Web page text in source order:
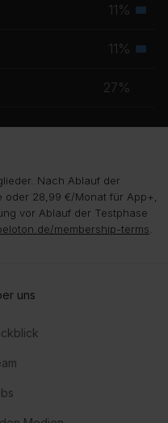
11%
11%
27%
Nach Ablauf der
28,99 €/Monat für App+,
vor Ablauf der Testphase
membership-terms
uns